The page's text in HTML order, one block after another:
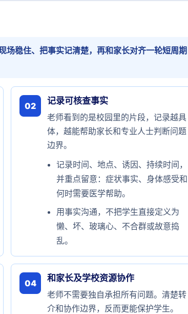
场稳住、把事实记清楚，再和家长对齐一轮短周期
02
记录可核查事实
老师看到的是校园里的片段，记录越具
体，越能帮助家长和专业人士判断问题
边界。
记录时间、地点、诱因、持续时间，
并重点留意：症状事实、身体感受和
何时需要医学帮助。
用事实沟通，不把学生直接定义为
懒、坏、玻璃心、不合群或故意捣
乱。
04
和家长及学校资源协作
老师不需要独自承担所有问题。清楚转
介和协作边界，反而更能保护学生。